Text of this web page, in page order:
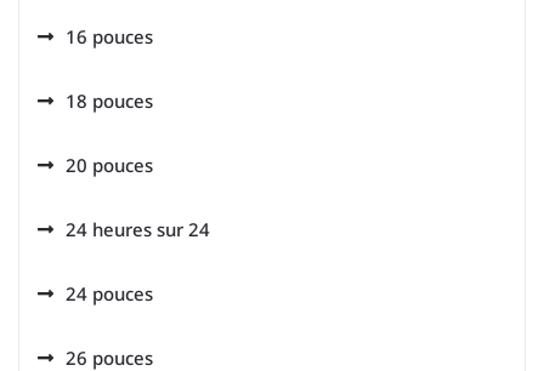
16 pouces
18 pouces
20 pouces
24 heures sur 24
24 pouces
26 pouces